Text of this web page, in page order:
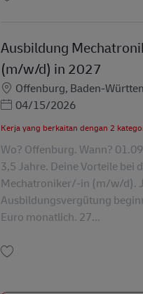
Ausbildung
(m/w/d) in 2027
LokasiOffenburg, Baden-
Posted Date
04/15/2026
Kerja yang berkaitan dengan 2
Wo? Offenburg. Wann?
3,5 Jahre. Deine Vorteile bei
Mechatroniker/-in (m/w/d).
Ausbildungsvergütung
Euro monatlich. 27...